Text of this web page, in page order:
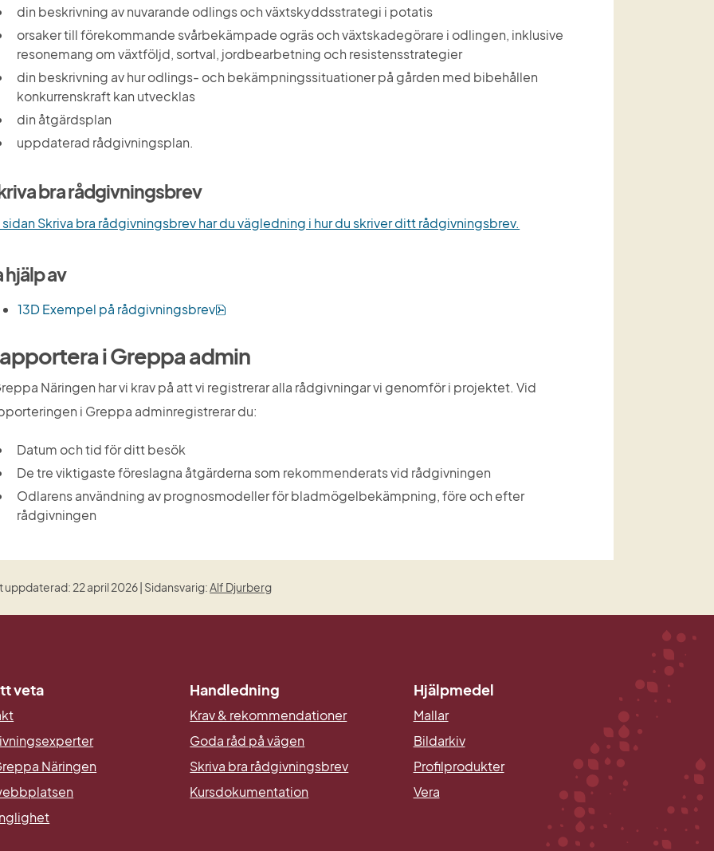
din beskrivning av nuvarande odlings och växtskyddsstrategi i potatis
orsaker till förekommande svårbekämpade ogräs och växtskadegörare i odlingen, inklusive
resonemang om växtföljd, sortval, jordbearbetning och resistensstrategier
din beskrivning av hur odlings- och bekämpningssituationer på gården med bibehållen
konkurrenskraft kan utvecklas
din åtgärdsplan
uppdaterad rådgivningsplan.
bra rådgivningsbrev
sidan Skriva bra rådgivningsbrev har du vägledning i hur du skriver ditt rådgivningsbrev.
hjälp av
13D Exempel på rådgivningsbrev
i Greppa admin
Näringen har vi krav på att vi registrerar alla rådgivningar vi genomför i projektet. Vid
i Greppa adminregistrerar du:
Datum och tid för ditt besök
De tre viktigaste föreslagna åtgärderna som rekommenderats vid rådgivningen
Odlarens användning av prognosmodeller för bladmögelbekämpning, före och efter
rådgivningen
uppdaterad: 22 april 2026 | Sidansvarig:Alf Djurberg
veta
Näringen
Handledning
Krav & rekommendationer
Goda råd på vägen
Skriva bra rådgivningsbrev
Kursdokumentation
Hjälpmedel
Mallar
BildarkivLänk till annan webbplats.
Profilprodukter
Vera